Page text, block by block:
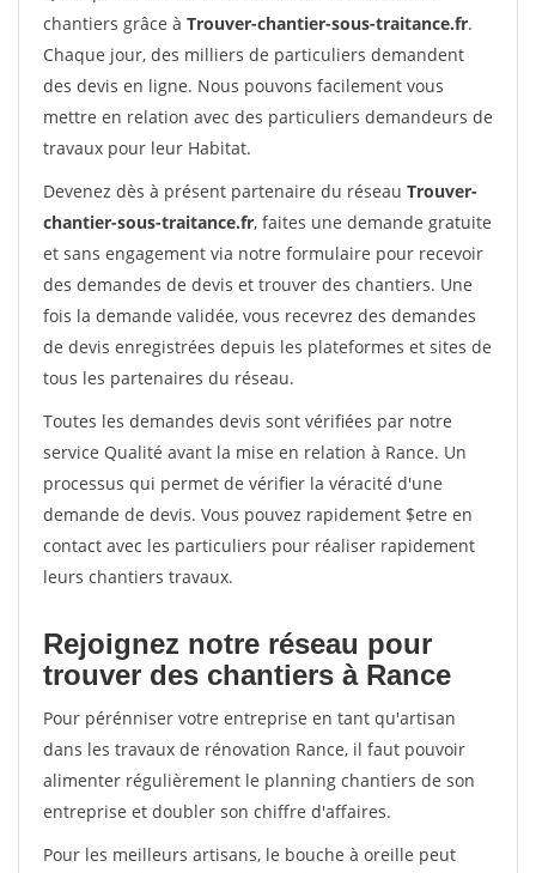
chantiers grâce à Trouver-chantier-sous-traitance.fr.
Chaque jour, des milliers de particuliers demandent
des devis en ligne. Nous pouvons facilement vous
mettre en relation avec des particuliers demandeurs de
travaux pour leur Habitat.
Devenez dès à présent partenaire du réseau Trouver-
chantier-sous-traitance.fr, faites une demande gratuite
et sans engagement via notre formulaire pour recevoir
des demandes de devis et trouver des chantiers. Une
fois la demande validée, vous recevrez des demandes
de devis enregistrées depuis les plateformes et sites de
tous les partenaires du réseau.
Toutes les demandes devis sont vérifiées par notre
service Qualité avant la mise en relation à Rance. Un
processus qui permet de vérifier la véracité d'une
demande de devis. Vous pouvez rapidement $etre en
contact avec les particuliers pour réaliser rapidement
leurs chantiers travaux.
Rejoignez notre réseau pour
trouver des chantiers à Rance
Pour pérénniser votre entreprise en tant qu'artisan
dans les travaux de rénovation Rance, il faut pouvoir
alimenter régulièrement le planning chantiers de son
entreprise et doubler son chiffre d'affaires.
Pour les meilleurs artisans, le bouche à oreille peut